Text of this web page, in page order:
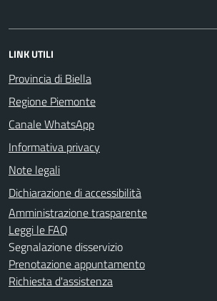
LINK UTILI
Provincia di Biella
Regione Piemonte
Canale WhatsApp
Informativa privacy
Note legali
Dichiarazione di accessibilità
Amministrazione trasparente
Leggi le FAQ
Segnalazione disservizio
Prenotazione appuntamento
Richiesta d'assistenza